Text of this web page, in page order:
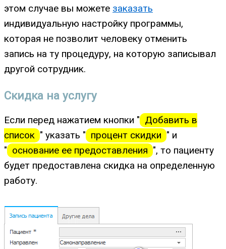
этом случае вы можете заказать
индивидуальную настройку программы,
которая не позволит человеку отменить
запись на ту процедуру, на которую записывал
другой сотрудник.
Скидка на услугу
Если перед нажатием кнопки " Добавить в
список " указать " процент скидки " и
" основание ее предоставления ", то пациенту
будет предоставлена скидка на определенную
работу.